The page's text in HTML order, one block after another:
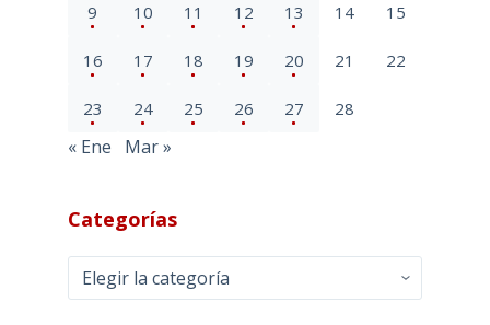
9 10 11 12 13 14 15
16 17 18 19 20 21 22
23 24 25 26 27 28
« Ene Mar »
Categorías
Categorías